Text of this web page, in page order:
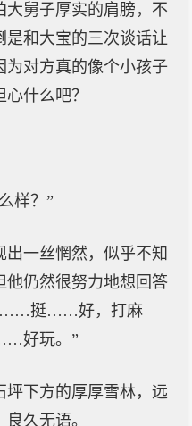
大舅子厚实的肩膀，不
和大宝的三次谈话让
为对方真的像个小孩子
什么吧？
样？”
一丝惘然，似乎不知
他仍然很努力地想回答
……挺……好，打麻
好玩。”
坪下方的厚厚雪林，远
久无语。